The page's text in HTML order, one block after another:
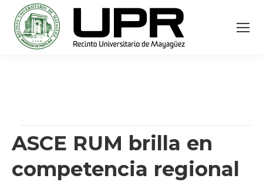
ASCE RUM brilla en
competencia regional